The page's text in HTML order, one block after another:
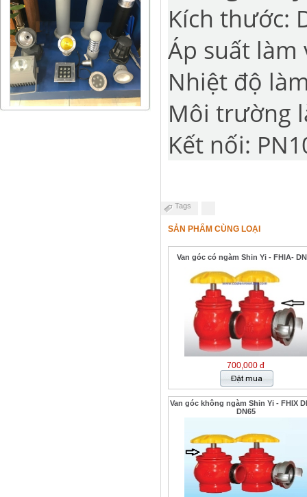
Kích
Áp suất
Nhiệt độ
Môi
Kết nối:
Tags
SẢN PHẨM CÙNG LOẠI
Van góc có ngàm Shin Yi - FHIA-
700,000 đ
Van góc không ngàm Shin Yi - FHIX
DN65